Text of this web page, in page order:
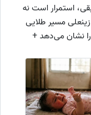
استمرار است نه
مسیر طلایی
نشان می‌دهد +